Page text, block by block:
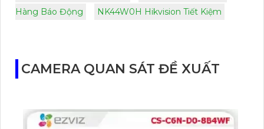
Hàng Báo Động
NK44W0H Hikvision Tiết Kiệm
CAMERA QUAN SÁT ĐỀ XUẤT